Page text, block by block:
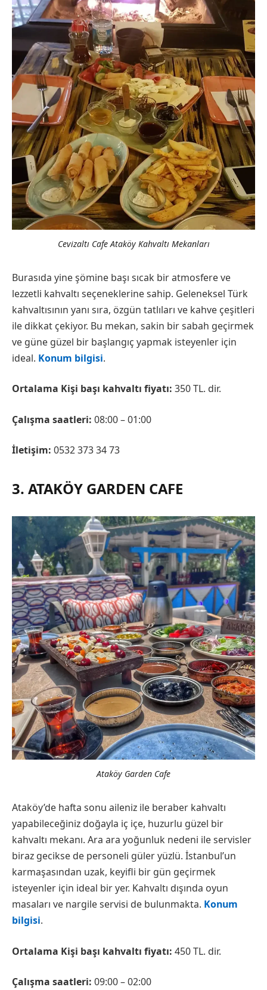
Cevizaltı Cafe Ataköy Kahvaltı Mekanları
Burasıda yine şömine başı sıcak bir atmosfere ve
lezzetli kahvaltı seçeneklerine sahip. Geleneksel Türk
kahvaltısının yanı sıra, özgün tatlıları ve kahve çeşitleri
ile dikkat çekiyor. Bu mekan, sakin bir sabah geçirmek
ve güne güzel bir başlangıç yapmak isteyenler için
ideal. Konum bilgisi.
Ortalama Kişi başı kahvaltı fiyatı: 350 TL. dir.
Çalışma saatleri: 08:00 – 01:00
İletişim: 0532 373 34 73
3. ATAKÖY GARDEN CAFE
Ataköy Garden Cafe
Ataköy’de hafta sonu aileniz ile beraber kahvaltı
yapabileceğiniz doğayla iç içe, huzurlu güzel bir
kahvaltı mekanı. Ara ara yoğunluk nedeni ile servisler
biraz gecikse de personeli güler yüzlü. İstanbul’un
karmaşasından uzak, keyifli bir gün geçirmek
isteyenler için ideal bir yer. Kahvaltı dışında oyun
masaları ve nargile servisi de bulunmakta. Konum
bilgisi.
Ortalama Kişi başı kahvaltı fiyatı: 450 TL. dir.
Çalışma saatleri: 09:00 – 02:00